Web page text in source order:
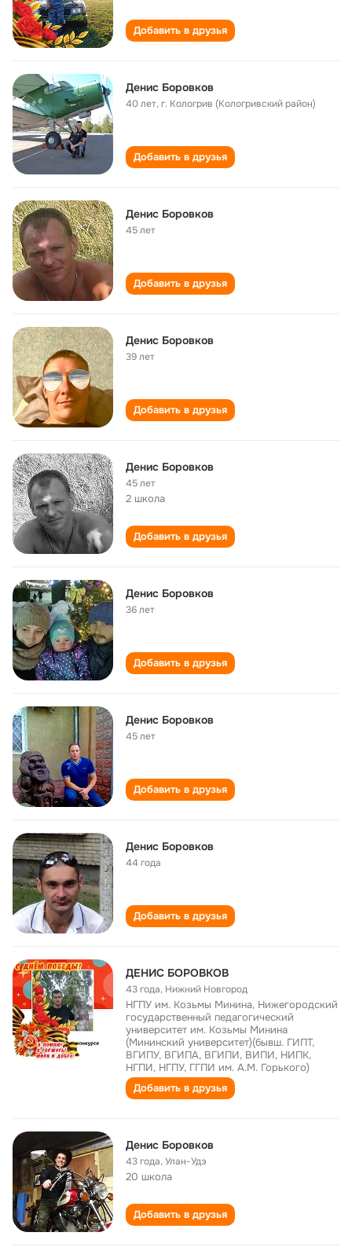
Добавить в друзья
Денис Боровков
40 лет,г. Кологрив (Кологривский район)
Добавить в друзья
Денис Боровков
45 лет
Добавить в друзья
Денис Боровков
39 лет
Добавить в друзья
Денис Боровков
45 лет
2 школа
Добавить в друзья
Денис Боровков
36 лет
Добавить в друзья
Денис Боровков
45 лет
Добавить в друзья
Денис Боровков
44 года
Добавить в друзья
ДЕНИС БОРОВКОВ
43 года, Нижний Новгород
НГПУ им. Козьмы Минина, Нижегородский
государственный педагогический
университет им. Козьмы Минина
(Мининский университет)(бывш. ГИПТ,
ВГИПУ, ВГИПА, ВГИПИ, ВИПИ, НИПК,
НГПИ, НГПУ, ГГПИ им. А.М. Горького)
Добавить в друзья
Денис Боровков
43 года,Улан-Удэ
20 школа
Добавить в друзья